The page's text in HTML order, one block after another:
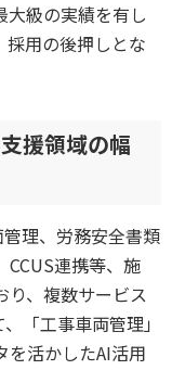
級の実績を有し
採用の後押しとな
援領域の幅
理、労務安全書類
連携等、施
り、複数サービス
「工事車両管理」
を活かしたAI活用